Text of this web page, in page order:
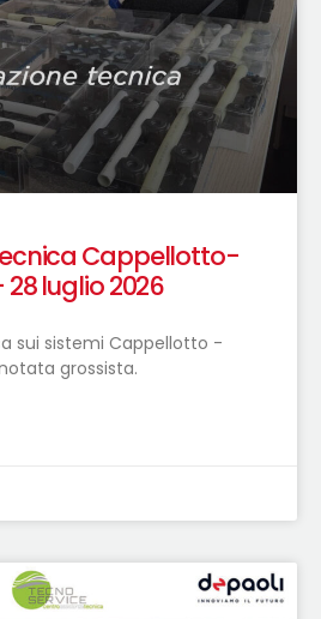
Cappellotto-
28 luglio 2026
sui sistemi Cappellotto -
grossista.